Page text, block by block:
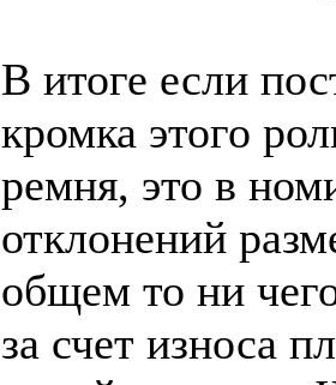
В итоге если
кромка этого
ремня, это в
отклонений
общем то ни
за счет износа